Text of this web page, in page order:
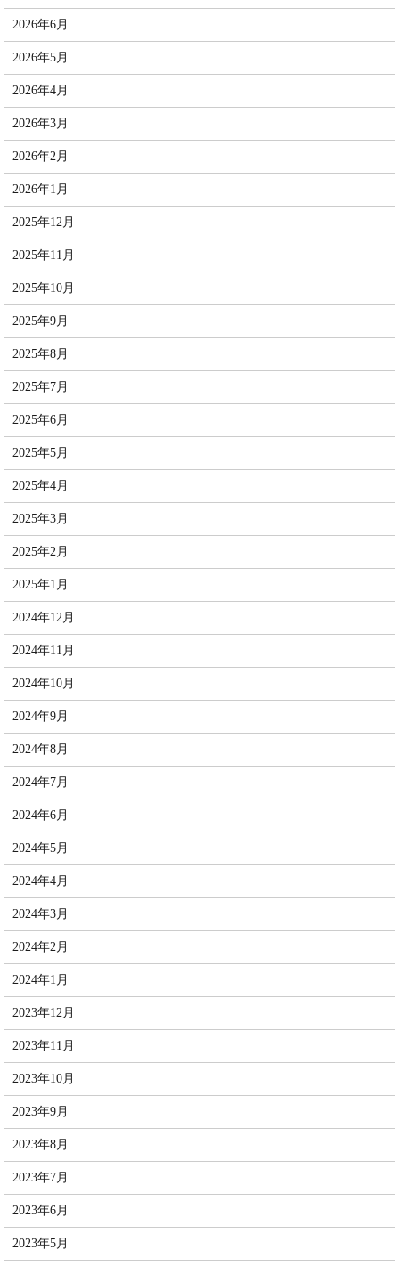
2026年6月
2026年5月
2026年4月
2026年3月
2026年2月
2026年1月
2025年12月
2025年11月
2025年10月
2025年9月
2025年8月
2025年7月
2025年6月
2025年5月
2025年4月
2025年3月
2025年2月
2025年1月
2024年12月
2024年11月
2024年10月
2024年9月
2024年8月
2024年7月
2024年6月
2024年5月
2024年4月
2024年3月
2024年2月
2024年1月
2023年12月
2023年11月
2023年10月
2023年9月
2023年8月
2023年7月
2023年6月
2023年5月